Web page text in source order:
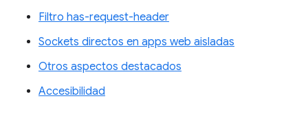
Filtro has-request-header
Sockets directos en apps web aisladas
Otros aspectos destacados
Accesibilidad